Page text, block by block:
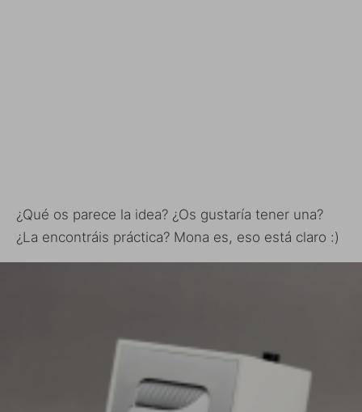
¿Qué os parece la idea? ¿Os gustaría tener una?
¿La encontráis práctica? Mona es, eso está claro :)